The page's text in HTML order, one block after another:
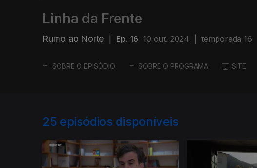
Linha da Frente
Rumo ao Norte Ep. 16 10 out. 2024 temporada 16
SOBRE O EPISÓDIO SOBRE O PROGRAMA SITE
25 episódios disponíveis